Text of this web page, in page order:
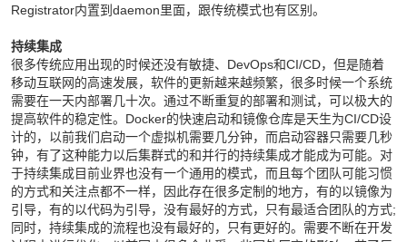
Registrator内置到daemon里面，跟传统模式也有区别。
持续集成
很多传统应用出现的时候还没有敏捷、DevOps和CI/CD，但是随着
移动互联网的高速发展，软件的更新越来越频繁，很多时候一个系统
需要在一天内部署几十次。通过不断重复的部署和测试，可以极大的
提高软件的稳定性。Docker的快速启动和镜像仓库是天生为CI/CD设
计的，以前我们启动一个虚拟机需要几分钟，而启动容器只需要几秒
钟，有了这种能力以后集群式的和并行的持续集成才能成为可能。对
于持续集成目前业界也没有一个通用的模式，而且每个团队可能习惯
的方式和关注点都不一样，因此存在很多定制的地方，有的以镜像为
引导，有的以代码为引导，没有最好的方式，只有最适合团队的方式;
同时，持续集成的流程也没有最好的，只有更好的。需要不断在开发